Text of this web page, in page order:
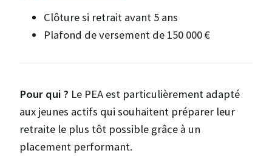
Clôture si retrait avant 5 ans
Plafond de versement de 150 000 €
Pour qui ? Le PEA est particulièrement adapté
aux jeunes actifs qui souhaitent préparer leur
retraite le plus tôt possible grâce à un
placement performant.